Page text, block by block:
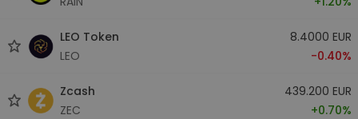
LEO Token
LEO
8.4000 EUR
-0.40%
Zcash
ZEC
439.200 EUR
+0.70%